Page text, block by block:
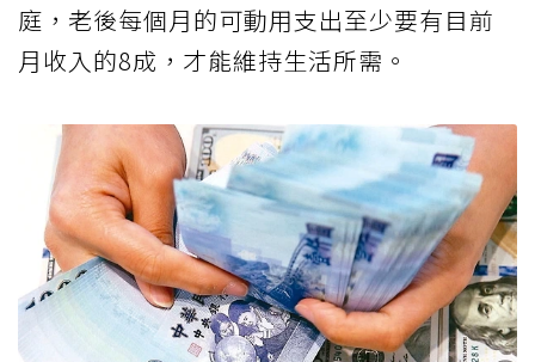
庭，老後每個月的可動用支出至少要有目前
月收入的8成，才能維持生活所需。